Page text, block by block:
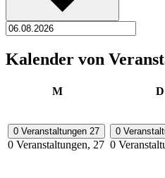
Kalender von
MMontag D
0 Veranstaltungen 27
0 Veranstaltungen, 27
0
0